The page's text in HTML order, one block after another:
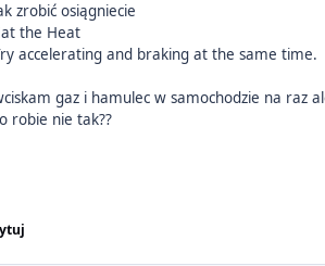
zrobić osiągniecie
the Heat
accelerating and braking at the same time.
gaz i hamulec w samochodzie na raz
robie nie tak??